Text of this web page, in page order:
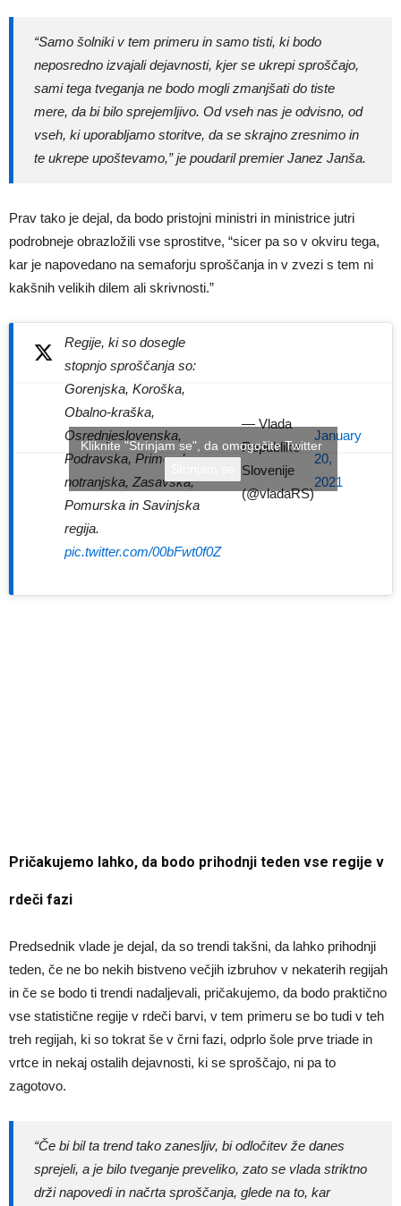
“Samo šolniki v tem primeru in samo tisti, ki bodo
neposredno izvajali dejavnosti, kjer se ukrepi sproščajo,
sami tega tveganja ne bodo mogli zmanjšati do tiste
mere, da bi bilo sprejemljivo. Od vseh nas je odvisno, od
vseh, ki uporabljamo storitve, da se skrajno zresnimo in
te ukrepe upoštevamo,” je poudaril premier Janez Janša.
Prav tako je dejal, da bodo pristojni ministri in ministrice jutri
podrobneje obrazložili vse sprostitve, “sicer pa so v okviru tega,
kar je napovedano na semaforju sproščanja in v zvezi s tem ni
kakšnih velikih dilem ali skrivnosti.”
Regije, ki so dosegle
stopnjo sproščanja so:
Gorenjska, Koroška,
Obalno-kraška,
Osrednjeslovenska,
Podravska, Primorsko-
notranjska, Zasavska,
Pomurska in Savinjska
regija.
pic.twitter.com/00bFwt0f0Z
— Vlada
Republike
Slovenije
(@vladaRS)
January
20,
2021
Kliknite "Strinjam se", da omogočite Twitter
Pričakujemo lahko, da bodo prihodnji teden vse regije v
rdeči fazi
Predsednik vlade je dejal, da so trendi takšni, da lahko prihodnji
teden, če ne bo nekih bistveno večjih izbruhov v nekaterih regijah
in če se bodo ti trendi nadaljevali, pričakujemo, da bodo praktično
vse statistične regije v rdeči barvi, v tem primeru se bo tudi v teh
treh regijah, ki so tokrat še v črni fazi, odprlo šole prve triade in
vrtce in nekaj ostalih dejavnosti, ki se sproščajo, ni pa to
zagotovo.
“Če bi bil ta trend tako zanesljiv, bi odločitev že danes
sprejeli, a je bilo tveganje preveliko, zato se vlada striktno
drži napovedi in načrta sproščanja, glede na to, kar